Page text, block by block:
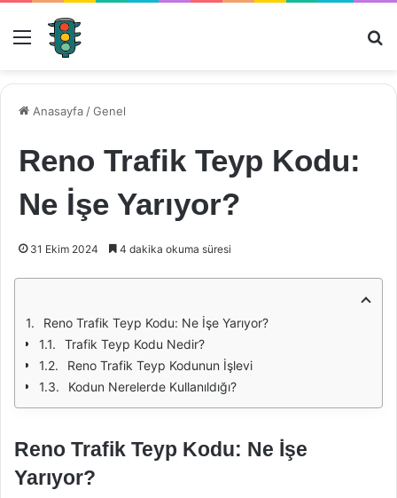
Menü
Anasayfa /Genel
Reno Trafik Teyp Kodu:
Ne İşe Yarıyor?
31 Ekim 2024 4 dakika okuma süresi
Reno Trafik Teyp Kodu: Ne İşe Yarıyor?
Trafik Teyp Kodu Nedir?
Reno Trafik Teyp Kodunun İşlevi
Kodun Nerelerde Kullanıldığı?
Reno Trafik Teyp Kodu: Ne İşe
Yarıyor?